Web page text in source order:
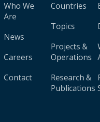
Who We
Are
News
Careers
Contact
Countries
Topics
Projects &
Operations
Research &
Publications